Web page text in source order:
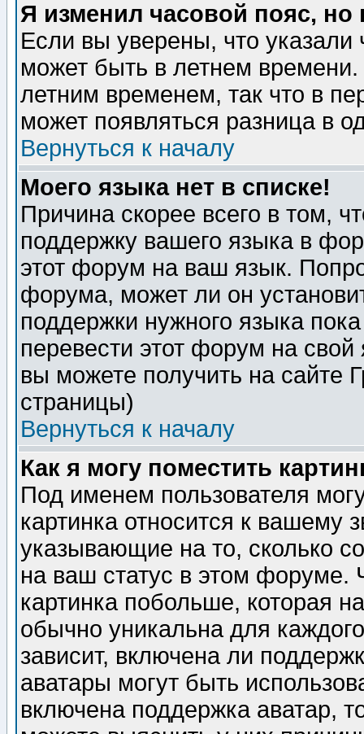
Я изменил часовой пояс,
Если вы уверены, что указали
может быть в летнем
летним временем, так что в
может появляться разница в
Вернуться к началу
Моего языка нет в списке!
Причина скорее всего в том,
поддержку вашего языка в
этот форум на ваш язык.
форума, может ли он
поддержки нужного языка
перевести этот форум на
вы можете получить на сайте
страницы)
Вернуться к началу
Как я могу поместить
Под именем пользователя
картинка относится к вашему
указывающие на то, сколько
на ваш статус в этом форуме.
картинка побольше, которая
обычно уникальна для
зависит, включена ли
аватары могут быть
включена поддержка аватар,